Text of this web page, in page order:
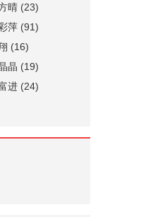
晴 (23)
萍 (91)
(16)
晶 (19)
进 (24)